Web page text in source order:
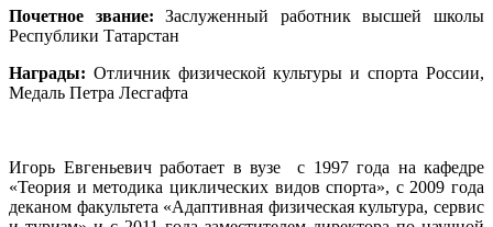
Почетное звание: Заслуженный работник высшей школы
Республики Татарстан
Награды: Отличник физической культуры и спорта России,
Медаль Петра Лесгафта
Игорь Евгеньевич работает в вузе с 1997 года на кафедре
«Теория и методика циклических видов спорта», с 2009 года
деканом факультета «Адаптивная физическая культура, сервис